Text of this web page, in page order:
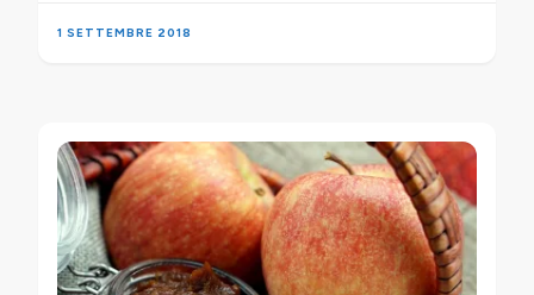
1 SETTEMBRE 2018